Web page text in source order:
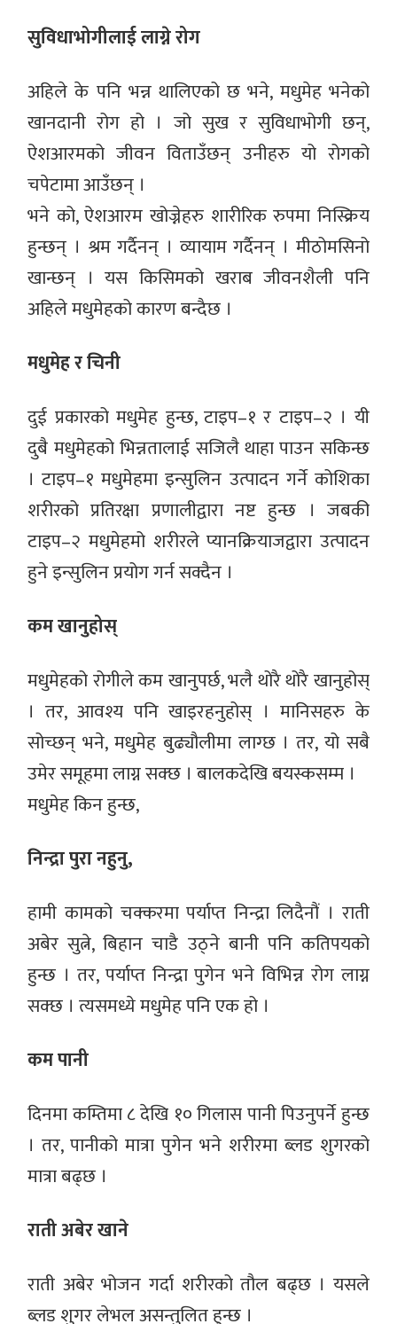
सुविधाभोगीलाई लाग्ने रोग
अहिले के पनि भन्न थालिएको छ भने, मधुमेह भनेको
खानदानी रोग हो । जो सुख र सुविधाभोगी छन्,
ऐशआरमको जीवन विताउँछन् उनीहरु यो रोगको
चपेटामा आउँछन् ।
भने को, ऐशआरम खोज्नेहरु शारीरिक रुपमा निस्क्रिय
हुन्छन् । श्रम गर्दैनन् । व्यायाम गर्दैनन् । मीठोमसिनो
खान्छन् । यस किसिमको खराब जीवनशैली पनि
अहिले मधुमेहको कारण बन्दैछ ।
मधुमेह र चिनी
दुई प्रकारको मधुमेह हुन्छ, टाइप–१ र टाइप–२ । यी
दुबै मधुमेहको भिन्नतालाई सजिलै थाहा पाउन सकिन्छ
। टाइप–१ मधुमेहमा इन्सुलिन उत्पादन गर्ने कोशिका
शरीरको प्रतिरक्षा प्रणालीद्वारा नष्ट हुन्छ । जबकी
टाइप–२ मधुमेहमो शरीरले प्यानक्रियाजद्वारा उत्पादन
हुने इन्सुलिन प्रयोग गर्न सक्दैन ।
कम खानुहोस्
मधुमेहको रोगीले कम खानुपर्छ, भलै थोरै थोरै खानुहोस्
। तर, आवश्य पनि खाइरहनुहोस् । मानिसहरु के
सोच्छन् भने, मधुमेह बुढ्यौलीमा लाग्छ । तर, यो सबै
उमेर समूहमा लाग्न सक्छ । बालकदेखि बयस्कसम्म ।
मधुमेह किन हुन्छ,
निन्द्रा पुरा नहुनु,
हामी कामको चक्करमा पर्याप्त निन्द्रा लिदैनौं । राती
अबेर सुत्ने, बिहान चाडै उठ्ने बानी पनि कतिपयको
हुन्छ । तर, पर्याप्त निन्द्रा पुगेन भने विभिन्न रोग लाग्न
सक्छ । त्यसमध्ये मधुमेह पनि एक हो ।
कम पानी
दिनमा कम्तिमा ८ देखि १० गिलास पानी पिउनुपर्ने हुन्छ
। तर, पानीको मात्रा पुगेन भने शरीरमा ब्लड शुगरको
मात्रा बढ्छ ।
राती अबेर खाने
राती अबेर भोजन गर्दा शरीरको तौल बढ्छ । यसले
ब्लड शुगर लेभल असन्तुलित हुन्छ ।